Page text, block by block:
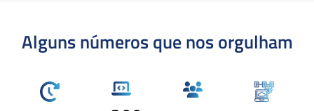
Alguns números que nos orgulham